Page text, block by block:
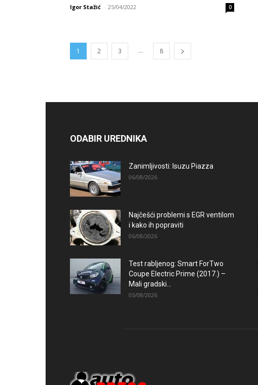
Igor Stažić - 25/04/2022 0
1 2 3 ... 8
ODABIR UREDNIKA
Zanimljivosti: Isuzu Piazza
06/08/2026
Najčešći problemi s EGR ventilom
i kako ih popraviti
06/08/2026
Test rabljenog: Smart ForTwo
Coupe Electric Prime (2017.) –
Mali gradski...
05/08/2026